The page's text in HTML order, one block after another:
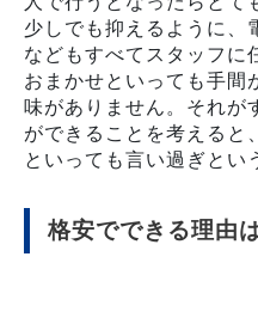
少しでも抑えるように、
などもすべてスタッフに
おまかせといっても手間
味がありません。それが
ができることを考えると
といっても言い過ぎとい
格安でできる理由